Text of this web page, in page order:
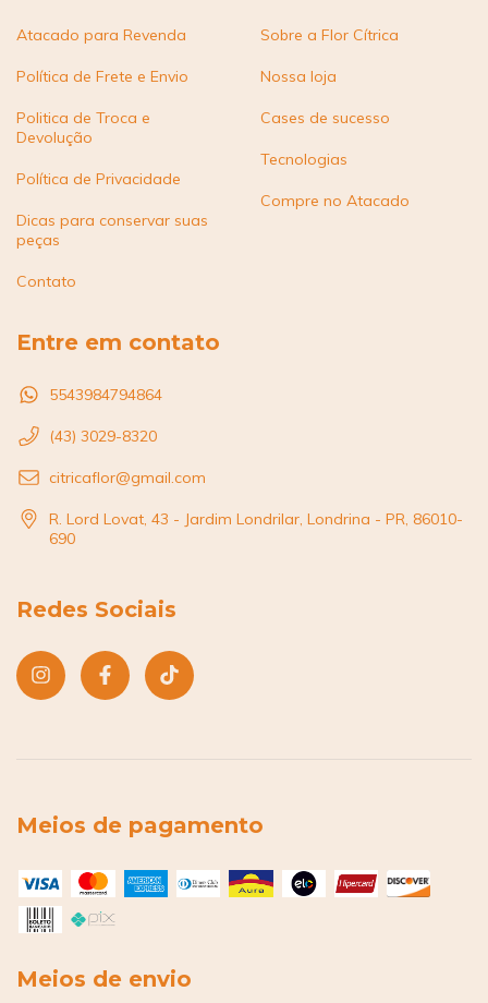
Atacado para Revenda
Política de Frete e Envio
Politica de Troca e
Devolução
Política de Privacidade
Dicas para conservar suas
peças
Contato
Sobre a Flor Cítrica
Nossa loja
Cases de sucesso
Tecnologias
Compre no Atacado
Entre em contato
5543984794864
(43) 3029-8320
citricaflor@gmail.com
R. Lord Lovat, 43 - Jardim Londrilar, Londrina - PR, 86010-
690
Redes Sociais
Meios de pagamento
Meios de envio